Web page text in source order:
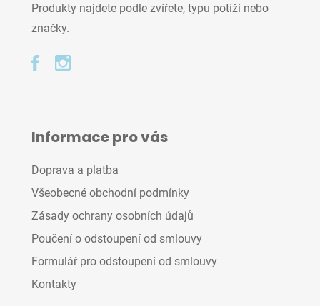
Produkty najdete podle zvířete, typu potíží nebo
značky.
Informace pro vás
Doprava a platba
Všeobecné obchodní podmínky
Zásady ochrany osobních údajů
Poučení o odstoupení od smlouvy
Formulář pro odstoupení od smlouvy
Kontakty